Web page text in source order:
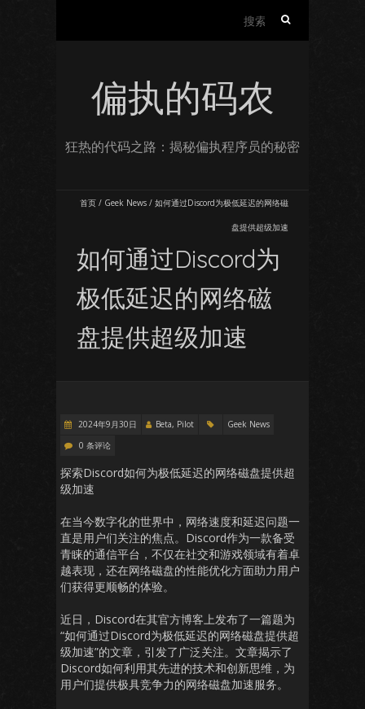
偏执的码农
狂热的代码之路：揭秘偏执程序员的秘密
首页 / Geek News / 如何通过Discord为极低延迟的网络磁
盘提供超级加速
如何通过Discord为
极低延迟的网络磁
盘提供超级加速
2024年9月30日 Beta, Pilot
Geek News
0 条评论
探索Discord如何为极低延迟的网络磁盘提供超
级加速
在当今数字化的世界中，网络速度和延迟问题一
直是用户们关注的焦点。Discord作为一款备受
青睐的通信平台，不仅在社交和游戏领域有着卓
越表现，还在网络磁盘的性能优化方面助力用户
们获得更顺畅的体验。
近日，Discord在其官方博客上发布了一篇题为
“如何通过Discord为极低延迟的网络磁盘提供超
级加速”的文章，引发了广泛关注。文章揭示了
Discord如何利用其先进的技术和创新思维，为
用户们提供极具竞争力的网络磁盘加速服务。